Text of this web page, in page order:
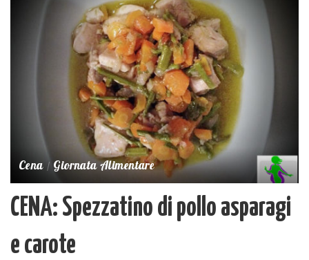
Cena Giornata Alimentare
CENA: Spezzatino di pollo asparagi
e carote